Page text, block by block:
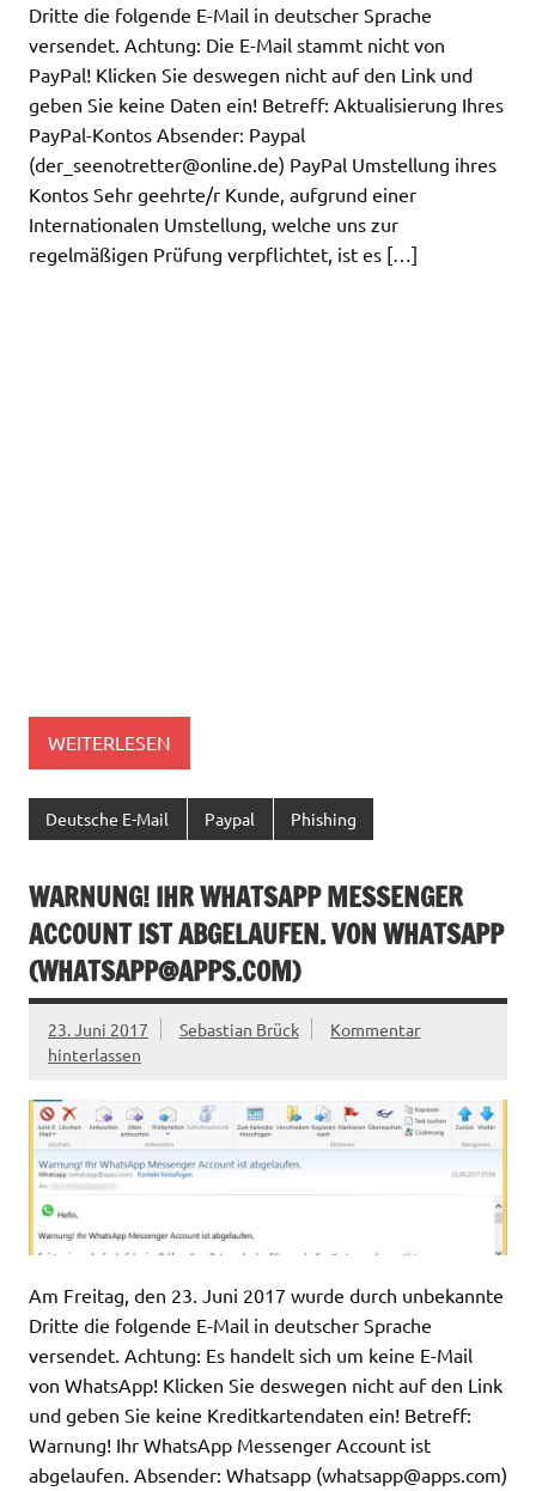
Dritte die folgende E-Mail in deutscher Sprache
versendet. Achtung: Die E-Mail stammt nicht von
PayPal! Klicken Sie deswegen nicht auf den Link und
geben Sie keine Daten ein! Betreff: Aktualisierung Ihres
PayPal-Kontos Absender: Paypal
(der_seenotretter@online.de) PayPal Umstellung ihres
Kontos Sehr geehrte/r Kunde, aufgrund einer
Internationalen Umstellung, welche uns zur
regelmäßigen Prüfung verpflichtet, ist es […]
WEITERLESEN
Deutsche E-Mail Paypal Phishing
WARNUNG! IHR WHATSAPP MESSENGER
ACCOUNT IST ABGELAUFEN. VON WHATSAPP
(WHATSAPP@APPS.COM)
23. Juni 2017 Sebastian Brück
Kommentar
hinterlassen
Am Freitag, den 23. Juni 2017 wurde durch unbekannte
Dritte die folgende E-Mail in deutscher Sprache
versendet. Achtung: Es handelt sich um keine E-Mail
von WhatsApp! Klicken Sie deswegen nicht auf den Link
und geben Sie keine Kreditkartendaten ein! Betreff:
Warnung! Ihr WhatsApp Messenger Account ist
abgelaufen. Absender: Whatsapp (whatsapp@apps.com)